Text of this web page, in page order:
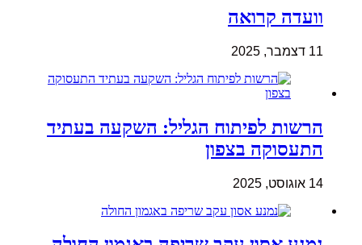
וועדה קרואה
11 דצמבר, 2025
הרשות לפיתוח הגליל: השקעה בעתיד
התעסוקה בצפון
14 אוגוסט, 2025